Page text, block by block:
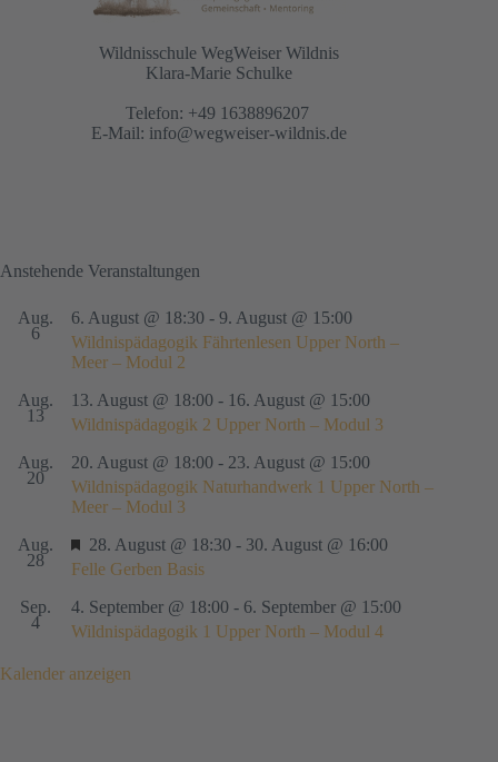
Wildnisschule WegWeiser Wildnis
Telefon: +49 1638896207
Aug.
6. August @ 18:30-9. August @ 15:00
Wildnispädagogik Fährtenlesen Upper North –
Aug.
13. August @ 18:00 -16. August @ 15:00
Aug.
20. August @ 18:00-23. August @ 15:00
Wildnispädagogik Naturhandwerk 1 Upper North –
Aug.
H
r
v
o
g
28. August @ 18:30
Sep.
4. September @ 18:00-6. September @ 15:00